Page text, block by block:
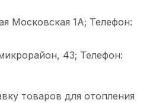
Московская 1А; Телефон:
43; Телефон:
товаров для отопления